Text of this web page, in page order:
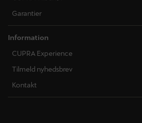
Garantier
Information
CUPRA Experience
Tilmeld nyhedsbrev
Kontakt